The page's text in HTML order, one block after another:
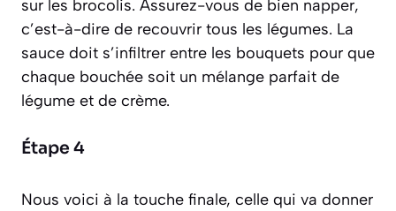
sur les brocolis. Assurez-vous de bien napper,
c’est-à-dire de recouvrir tous les légumes. La
sauce doit s’infiltrer entre les bouquets pour que
chaque bouchée soit un mélange parfait de
légume et de crème.
Étape 4
Nous voici à la touche finale, celle qui va donner